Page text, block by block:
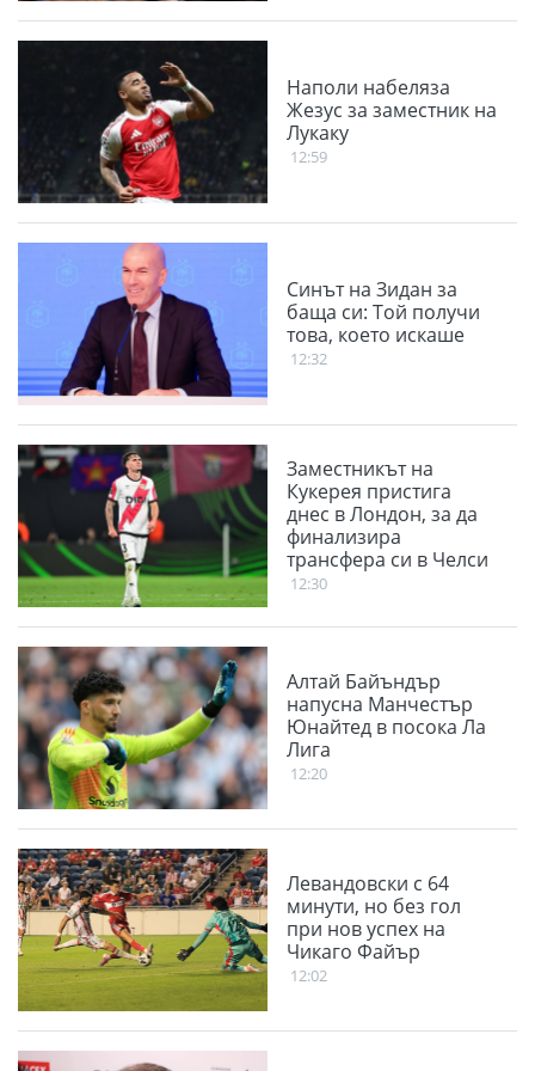
Наполи набеляза
Жезус за заместник на
Лукаку
12:59
Синът на Зидан за
баща си: Той получи
това, което искаше
12:32
Заместникът на
Кукерея пристига
днес в Лондон, за да
финализира
трансфера си в Челси
12:30
Алтай Байъндър
напусна Манчестър
Юнайтед в посока Ла
Лига
12:20
Левандовски с 64
минути, но без гол
при нов успех на
Чикаго Файър
12:02